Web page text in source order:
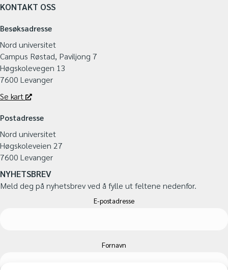
KONTAKT OSS
Besøksadresse
Nord universitet
Campus Røstad, Paviljong 7
Høgskolevegen 13
7600 Levanger
Se kart
Postadresse
Nord universitet
Høgskoleveien 27
7600 Levanger
NYHETSBREV
Meld deg på nyhetsbrev ved å fylle ut feltene nedenfor.
E-postadresse
Fornavn